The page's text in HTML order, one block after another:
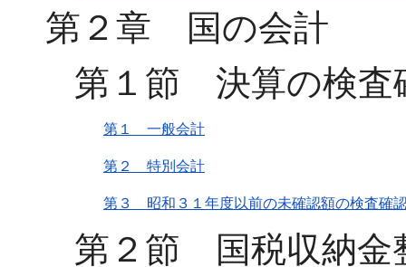
第２章 国の会計
第１節 決算の検査
第１ 一般会計
第２ 特別会計
第３ 昭和３１年度以前の未確認額の検査確
第２節 国税収納金